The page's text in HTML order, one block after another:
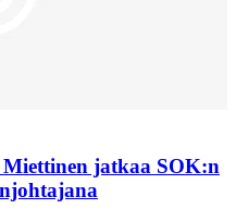
jatkaa SOK:n